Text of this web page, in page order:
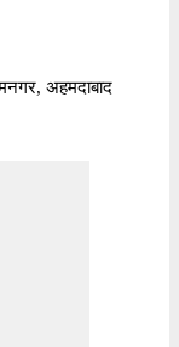
अहमदाबाद